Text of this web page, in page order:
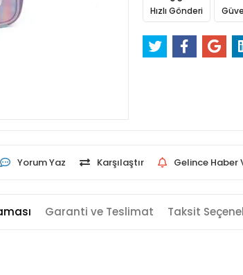
Hızlı Gönderi
Yorum Yaz Karşılaştır Gelince Haber
Garanti ve Teslimat Taksit